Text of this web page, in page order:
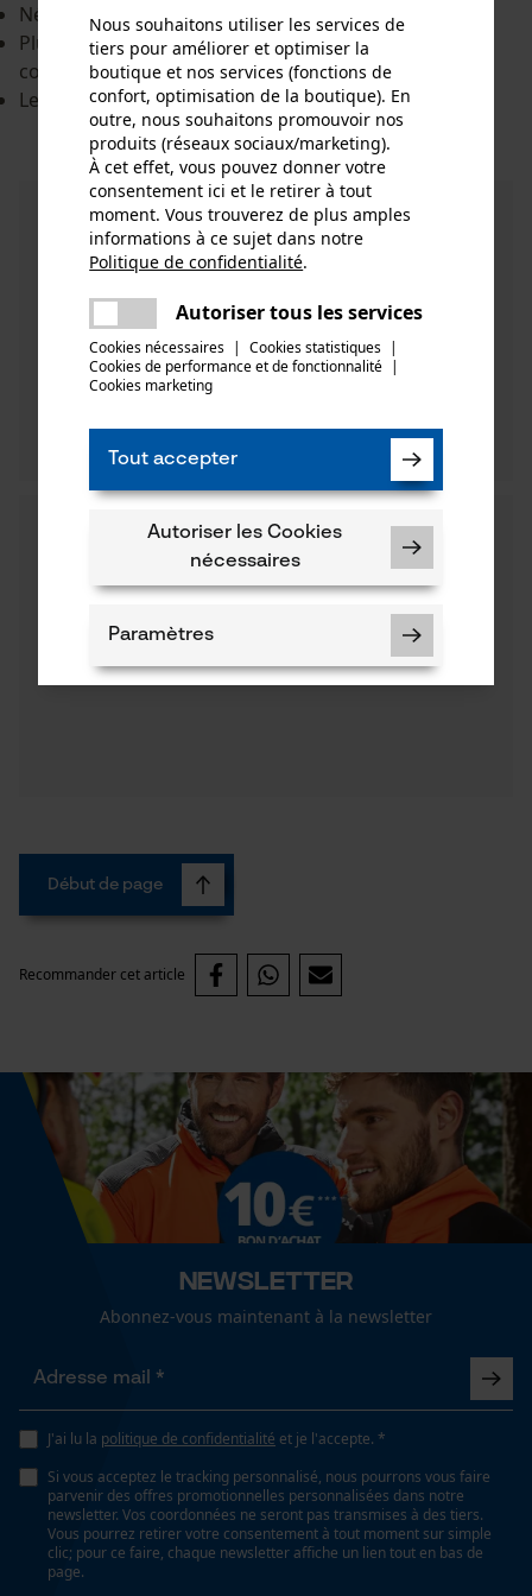
Nécessite moins d'espace de stockage
Plus facile à transporter grâce au système de
connexion
Le poids léger facilite le travail
Début de page
Recommander cet article
Newsletter
Abonnez-vous maintenant à la newsletter
J'ai lu la politique de confidentialité et je l'accepte. *
Si vous acceptez le tracking personnalisé, nous pourrons vous faire
parvenir des offres promotionnelles personnalisées dans notre
newsletter. Vos coordonnées ne seront pas transmises à des tiers.
Vous pourrez retirer votre consentement à tout moment sur simple
clic; pour ce faire, chaque newsletter affiche un lien tout en bas de
page.
Nous souhaitons utiliser les services de
tiers pour améliorer et optimiser la
boutique et nos services (fonctions de
confort, optimisation de la boutique). En
outre, nous souhaitons promouvoir nos
produits (réseaux sociaux/marketing).
À cet effet, vous pouvez donner votre
consentement ici et le retirer à tout
moment. Vous trouverez de plus amples
informations à ce sujet dans notre
Politique de confidentialité.
Autoriser tous les services
Cookies nécessaires | Cookies statistiques |
Cookies de performance et de fonctionnalité |
Cookies marketing
Tout accepter
Autoriser les Cookies
nécessaires
Paramètres
Vérifier linstallation de cookies
ID de session
Sauvegarder les préférences
Cookies statistiques
Econda Analytics
Mouseflow Web Analytics Tool
Cookies de performance et de
fonctionnalité
Une erreur s'est produite. Veuillez
essayer encore.
partager
partager
mail